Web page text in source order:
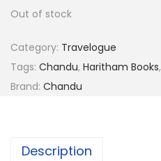
Out of stock
Category: Travelogue
Tags: Chandu, Haritham Books,
Brand: Chandu
Description